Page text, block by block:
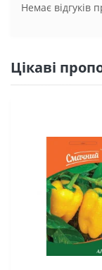
Немає відгуків
Цікаві